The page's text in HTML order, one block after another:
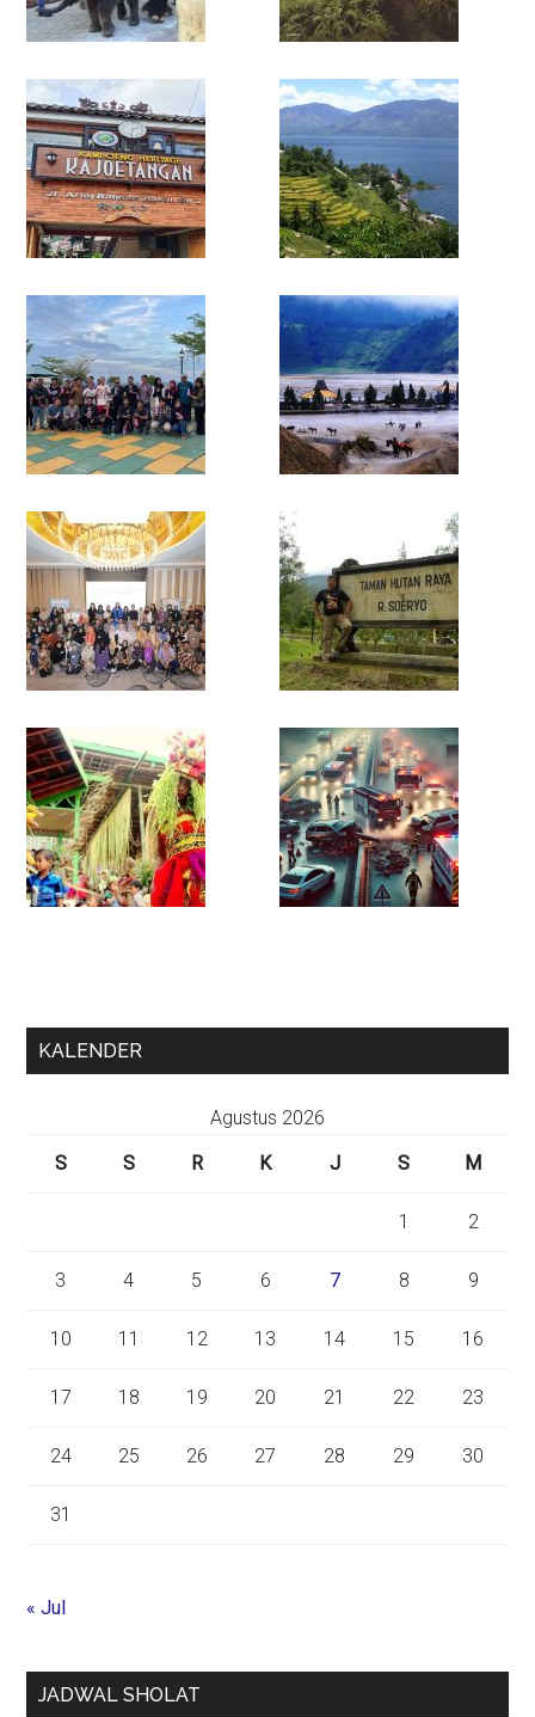
KALENDER
Agustus 2026
S
S R K J S M
1 2
3 4 5 6 7 8 9
10 11 12 13 14 15 16
17 18 19 20 21 22 23
24 25 26 27 28 29 30
31
« Jul
JADWAL SHOLAT